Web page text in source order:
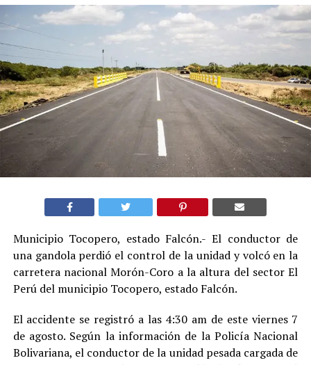
Municipio Tocopero, estado Falcón.- El conductor de
una gandola perdió el control de la unidad y volcó en la
carretera nacional Morón-Coro a la altura del sector El
Perú del municipio Tocopero, estado Falcón.
El accidente se registró a las 4:30 am de este viernes 7
de agosto. Según la información de la Policía Nacional
Bolivariana, el conductor de la unidad pesada cargada de